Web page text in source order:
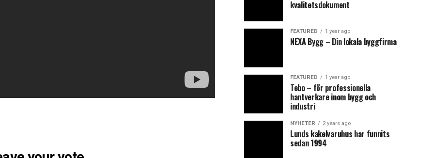
kvalitetsdokument
FEATURED 1 year ago
NEXA Bygg – Din lokala byggfirma
FEATURED 1 year ago
Tebo – för professionella
hantverkare inom bygg och
industri
NYHETER 2 years ago
Lunds kakelvaruhus har funnits
sedan 1994